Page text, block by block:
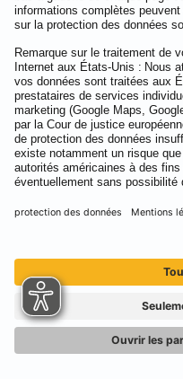
Service & Contact
Sprachen:
Deutsch
Français
© Mannheimer Assurance SA
Protection des données